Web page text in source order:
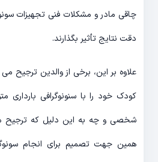
چاقی مادر و مشکلات فنی تجهیزات
دقت نتایج تأثیر بگذارند.
علاوه بر این، برخی از والدین ترجیح
کودک خود را با سنونوگرافی بارداری
شخصی و چه به این دلیل که ترجیح
همین جهت تصمیم برای انجام